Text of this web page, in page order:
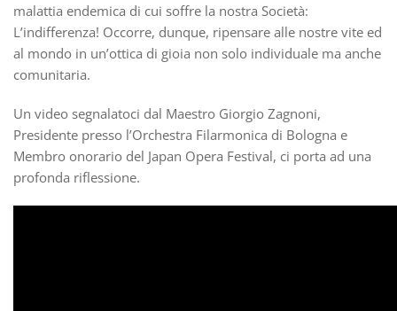
malattia endemica di cui soffre la nostra Società:
L’indifferenza! Occorre, dunque, ripensare alle nostre vite ed
al mondo in un’ottica di gioia non solo individuale ma anche
comunitaria.
Un video segnalatoci dal Maestro Giorgio Zagnoni,
Presidente presso l’Orchestra Filarmonica di Bologna e
Membro onorario del Japan Opera Festival, ci porta ad una
profonda riflessione.